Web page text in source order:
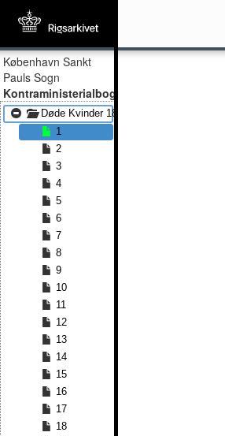
København Sankt
Pauls Sogn
Kontraministerialbog
Døde Kvinder 1891 - Døde Kvinder 1892
1
2
3
4
5
6
7
8
9
10
11
12
13
14
15
16
17
18